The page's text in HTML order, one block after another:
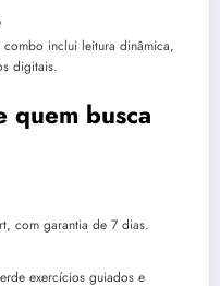
inclui leitura dinâmica,
digitais.
quem busca
com garantia de 7 dias.
exercícios guiados e